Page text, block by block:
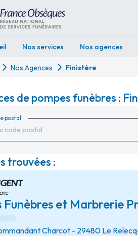
Nos services Nos agences
Nos Agences Finistère
de pompes funèbres :
postal
trouvées :
Funèbres et Marbrerie
Charcot - 29480 Le